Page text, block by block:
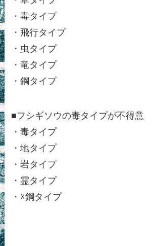
・毒タイプ
・飛行タイプ
・虫タイプ
・竜タイプ
・鋼タイプ
■フシギソウの毒タイプが不得意
・毒タイプ
・地タイプ
・岩タイプ
・霊タイプ
・☓鋼タイプ